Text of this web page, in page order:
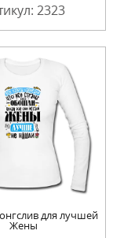
2323
для лучшей
Жены